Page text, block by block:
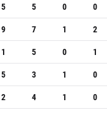
5 5 0
0
9 7 1
2
1 5 0
1
5 3 1
0
2 4 1
0